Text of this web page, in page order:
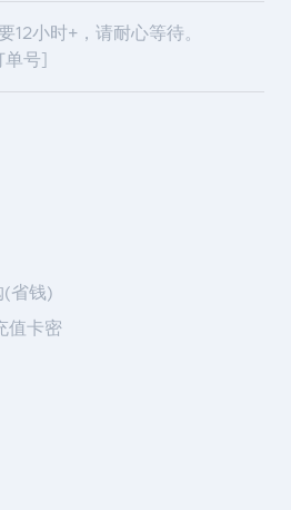
12小时+，请耐心等待。
号]
(省钱)
值卡密